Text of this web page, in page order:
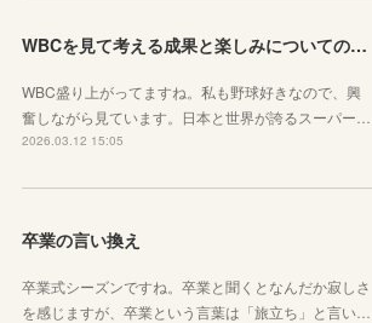
WBCを見て考える成果と楽しみについてのお話
WBC盛り上がってますね。私も野球好きなので、興
奮しながら見ています。日本と世界が誇るスーパー…
2026.03.12 15:05
卒業の言い換え
卒業式シーズンですね。卒業と聞くとなんだか寂しさ
を感じますが、卒業という言葉は「旅立ち」と言い…